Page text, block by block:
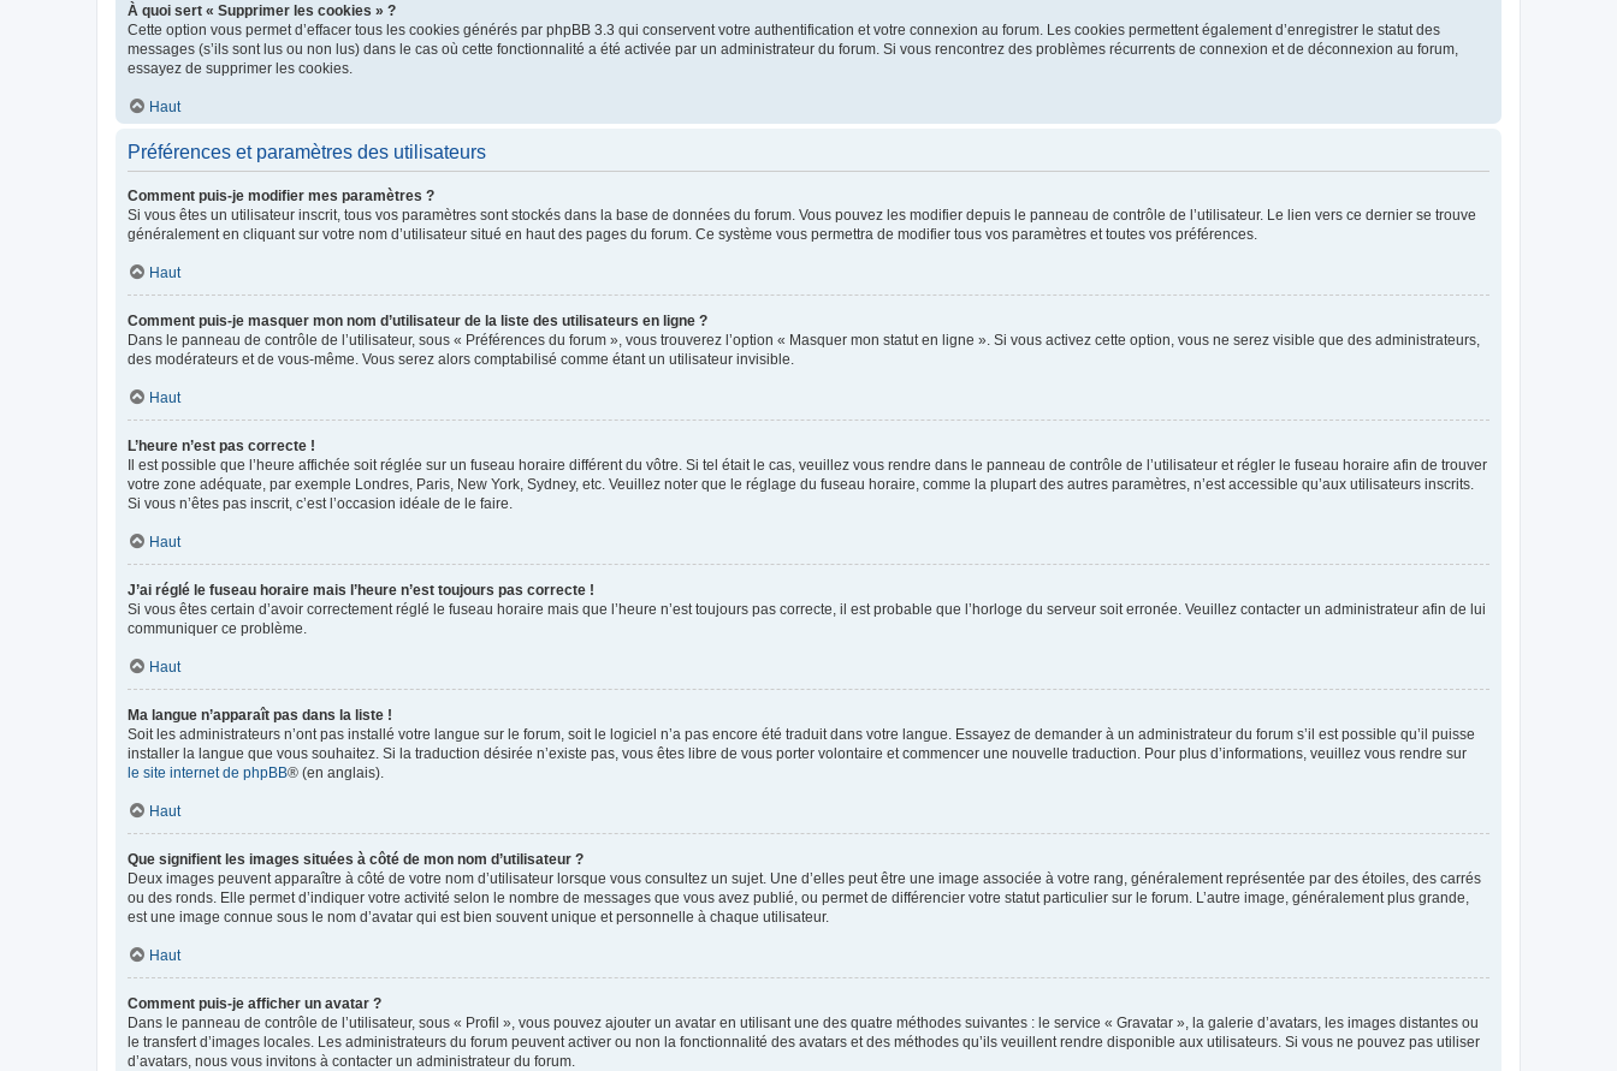
À quoi sert « Supprimer les cookies » ?
Cette option vous permet d’effacer tous les cookies générés par phpBB 3.3 qui conservent votre authentification et votre connexion au forum. Les cookies permettent également d’enregistrer le statut des
messages (s’ils sont lus ou non lus) dans le cas où cette fonctionnalité a été activée par un administrateur du forum. Si vous rencontrez des problèmes récurrents de connexion et de déconnexion au forum,
essayez de supprimer les cookies.
Haut
Préférences et paramètres des utilisateurs
Comment puis-je modifier mes paramètres ?
Si vous êtes un utilisateur inscrit, tous vos paramètres sont stockés dans la base de données du forum. Vous pouvez les modifier depuis le panneau de contrôle de l’utilisateur. Le lien vers ce dernier se trouve
généralement en cliquant sur votre nom d’utilisateur situé en haut des pages du forum. Ce système vous permettra de modifier tous vos paramètres et toutes vos préférences.
Haut
Comment puis-je masquer mon nom d’utilisateur de la liste des utilisateurs en ligne ?
Dans le panneau de contrôle de l’utilisateur, sous « Préférences du forum », vous trouverez l’option « Masquer mon statut en ligne ». Si vous activez cette option, vous ne serez visible que des administrateurs,
des modérateurs et de vous-même. Vous serez alors comptabilisé comme étant un utilisateur invisible.
Haut
L’heure n’est pas correcte !
Il est possible que l’heure affichée soit réglée sur un fuseau horaire différent du vôtre. Si tel était le cas, veuillez vous rendre dans le panneau de contrôle de l’utilisateur et régler le fuseau horaire afin de trouver
votre zone adéquate, par exemple Londres, Paris, New York, Sydney, etc. Veuillez noter que le réglage du fuseau horaire, comme la plupart des autres paramètres, n’est accessible qu’aux utilisateurs inscrits.
Si vous n’êtes pas inscrit, c’est l’occasion idéale de le faire.
Haut
J’ai réglé le fuseau horaire mais l’heure n’est toujours pas correcte !
Si vous êtes certain d’avoir correctement réglé le fuseau horaire mais que l’heure n’est toujours pas correcte, il est probable que l’horloge du serveur soit erronée. Veuillez contacter un administrateur afin de lui
communiquer ce problème.
Haut
Ma langue n’apparaît pas dans la liste !
Soit les administrateurs n’ont pas installé votre langue sur le forum, soit le logiciel n’a pas encore été traduit dans votre langue. Essayez de demander à un administrateur du forum s’il est possible qu’il puisse
installer la langue que vous souhaitez. Si la traduction désirée n’existe pas, vous êtes libre de vous porter volontaire et commencer une nouvelle traduction. Pour plus d’informations, veuillez vous rendre sur
le site internet de phpBB® (en anglais).
Haut
Que signifient les images situées à côté de mon nom d’utilisateur ?
Deux images peuvent apparaître à côté de votre nom d’utilisateur lorsque vous consultez un sujet. Une d’elles peut être une image associée à votre rang, généralement représentée par des étoiles, des carrés
ou des ronds. Elle permet d’indiquer votre activité selon le nombre de messages que vous avez publié, ou permet de différencier votre statut particulier sur le forum. L’autre image, généralement plus grande,
est une image connue sous le nom d’avatar qui est bien souvent unique et personnelle à chaque utilisateur.
Haut
Comment puis-je afficher un avatar ?
Dans le panneau de contrôle de l’utilisateur, sous « Profil », vous pouvez ajouter un avatar en utilisant une des quatre méthodes suivantes : le service « Gravatar », la galerie d’avatars, les images distantes ou
le transfert d’images locales. Les administrateurs du forum peuvent activer ou non la fonctionnalité des avatars et des méthodes qu’ils veuillent rendre disponible aux utilisateurs. Si vous ne pouvez pas utiliser
d’avatars, nous vous invitons à contacter un administrateur du forum.